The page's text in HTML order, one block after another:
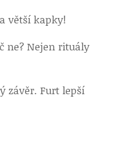
větší kapky!
ne? Nejen rituály
závěr. Furt lepší